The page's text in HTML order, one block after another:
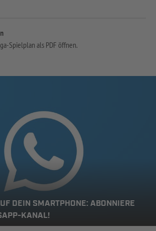
Spielplan als PDF öffnen.
DEIN SMARTPHONE: ABONNIERE
KANAL!